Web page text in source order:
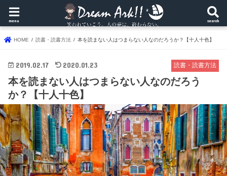
search
menu
HOME 読書・読書方法 本を読まない人はつまらない人なのだろうか？【十人十色】
読書・読書方法
2019.02.17 2020.01.23
本を読まない人はつまらない人なのだろう
か？【十人十色】